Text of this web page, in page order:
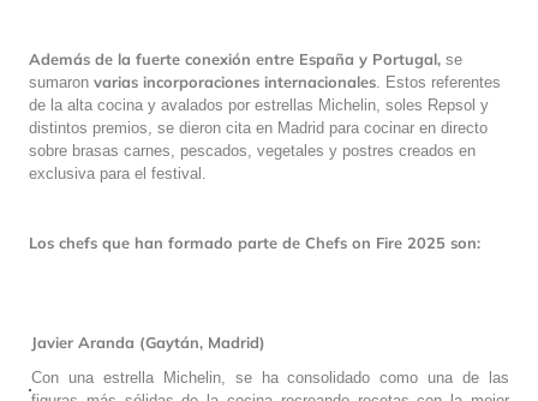
Además de la fuerte conexión entre España y Portugal, se
sumaron varias incorporaciones internacionales . Estos referentes
de la alta cocina y avalados por estrellas Michelin, soles Repsol y
distintos premios, se dieron cita en Madrid para cocinar en directo
sobre brasas carnes, pescados, vegetales y postres creados en
exclusiva para el festival.
Los chefs que han formado parte de Chefs on Fire 2025 son:
Javier Aranda (Gaytán, Madrid)
Con una estrella Michelin, se ha consolidado como una de las